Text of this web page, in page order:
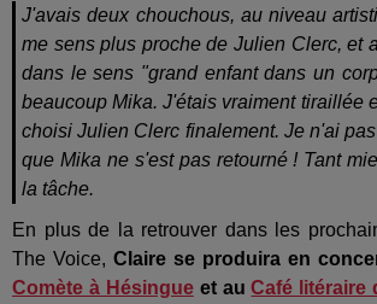
J'avais deux chouchous, au niveau
me sens plus proche de Julien Clerc, et
dans le sens "grand enfant dans un
beaucoup Mika. J'étais vraiment tiraillée
choisi Julien Clerc finalement. Je n'ai
que Mika ne s'est pas retourné ! Tant
la tâche.
En plus de la retrouver dans les
The Voice, Claire se produira en
Comète à Hésingueet auCafé litéraire